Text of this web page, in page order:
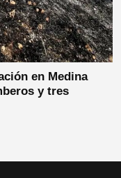
en Medina
y tres